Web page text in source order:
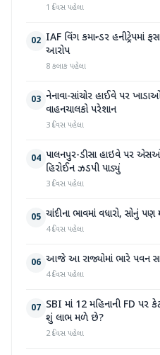
1 દિવસ પહેલા
02 IAF વિંગ કમાન્ડર હનીટ્રેપમાં
આરોપ
8 કલાક પહેલા
03 નેનાવા-સાંચોર હાઈવે પર
વાહનચાલકો પરેશાન
3 દિવસ પહેલા
04 પાલનપુર-ડીસા હાઇવે પર
હિરોઈન ઝડપી પાડ્યું
3 દિવસ પહેલા
05 ચાંદીના ભાવમાં વધારો, સોનું
4 દિવસ પહેલા
06 આજે આ રાજ્યોમાં ભારે પવન
4 દિવસ પહેલા
07 SBI માં 12 મહિનાની FD પર
શું લાભ મળે છે?
2 દિવસ પહેલા